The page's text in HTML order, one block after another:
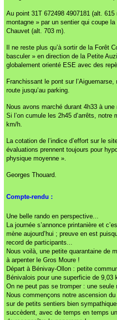
Au point 31T 672498 4907181 (alt.
montagne » par un sentier qui coupe
Chauvet (alt. 703 m).
Il ne reste plus qu’à sortir de la Forêt
basculer » en direction de la Petite
globalement orienté ESE avec des
Franchissant le pont sur
route jusqu’au parking.
Nous avons marché durant 4h33 à une
Si l’on cumule les 2h45 d’arrêts, notre
km/h.
La cotation de l’indice d’effort sur le
évaluations prennent toujours pour
physique moyenne ».
Georges Thouard.
Compte-rendu :
Une belle rando en perspective...
La journée s’annonce printanière et
mène aujourd’hui ; preuve en est
record de participants...
Nous voilà, une petite quarantaine de
à arpenter le Gros Moure !
Départ à Bénivay-Ollon : petite
Bénivalois pour une superficie de 9,03
On ne peut pas se tromper : une
Nous commençons notre ascension
sur de petits sentiers bien
succèdent, avec de temps en temps